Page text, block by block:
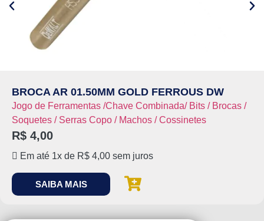
BROCA AR 01.50MM GOLD FERROUS DW
Jogo de Ferramentas /Chave Combinada/ Bits / Brocas /
Soquetes / Serras Copo / Machos / Cossinetes
R$ 4,00
Em até 1x de R$ 4,00 sem juros
SAIBA MAIS